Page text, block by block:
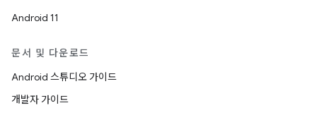
Android 11
문서 및 다운로드
Android 스튜디오 가이드
개발자 가이드